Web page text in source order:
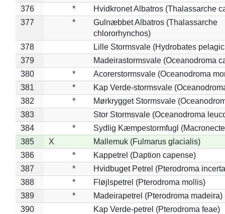
376
*
Hvidkronet Albatros (Thalassarche
377
*
Gulnæbbet Albatros (Thalassarche
chlororhynchos)
378
Lille Stormsvale (Hydrobates
379
Madeirastormsvale (Oceanodroma
380
*
Acorerstormsvale (Oceanodroma
381
*
Kap Verde-stormsvale
382
*
Mørkrygget Stormsvale
383
Stor Stormsvale (Oceanodroma
384
*
Sydlig Kæmpestormfugl
385
X
Mallemuk (Fulmarus glacialis)
386
*
Kappetrel (Daption capense)
387
*
Hvidbuget Petrel (Pterodroma
388
*
Fløjlspetrel (Pterodroma mollis)
389
*
Madeirapetrel (Pterodroma madeira)
390
Kap Verde-petrel (Pterodroma feae)